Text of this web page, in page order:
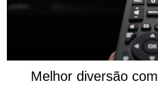
Melhor diversão com